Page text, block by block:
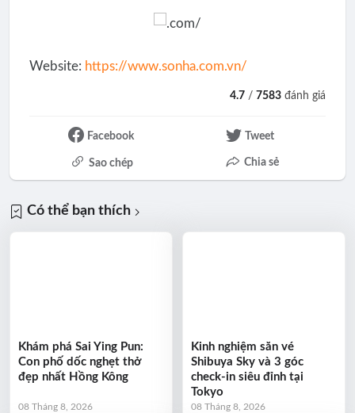
Website: https://www.sonha.com.vn/
4.7 / 7583 đánh giá
Facebook Tweet
Sao chép Chia sẻ
Có thể bạn thích
Khám phá Sai Ying Pun:
Con phố dốc nghẹt thở
đẹp nhất Hồng Kông
08 Tháng 8, 2026
Kinh nghiệm săn vé
Shibuya Sky và 3 góc
check-in siêu đỉnh tại
Tokyo
08 Tháng 8, 2026